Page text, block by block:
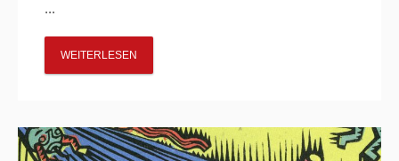
...
WEITERLESEN